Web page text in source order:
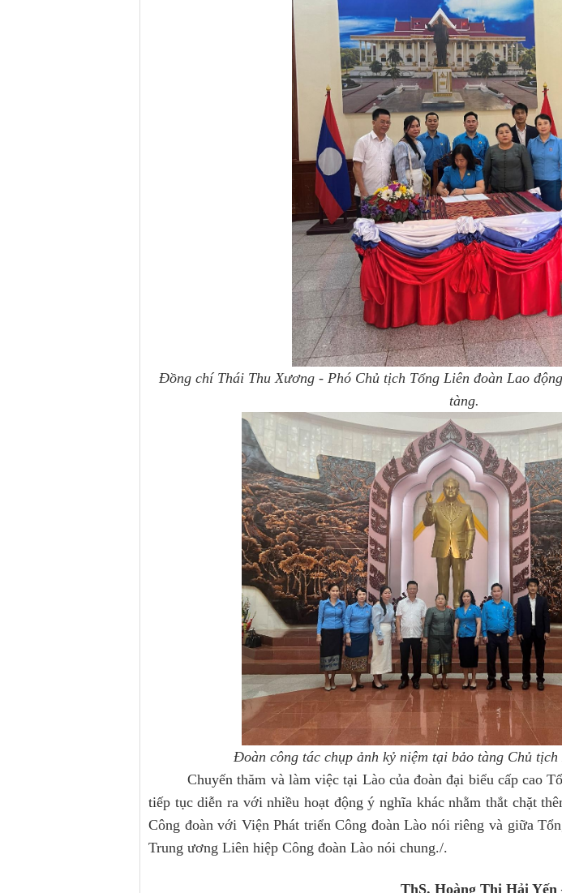
Đồng chí Thái Thu Xương - Phó Chủ tịch Tổng Liên đoàn Lao
tàng.
Đoàn công tác chụp ảnh kỷ niệm tại bảo tàng Chủ tịch
Chuyến thăm và làm việc tại Lào của đoàn đại biểu cấp cao
tiếp tục diễn ra với nhiều hoạt động ý nghĩa khác nhằm thắt chặt
Công đoàn với Viện Phát triển Công đoàn Lào nói riêng và giữa
Trung ương Liên hiệp Công đoàn Lào nói chung./.
ThS. Hoàng Thị Hải